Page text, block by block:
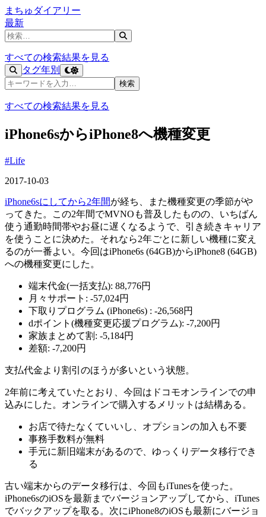
まちゅダイアリー
最新
記事を検索
すべての検索結果を見る
タグ年別
記事を検索
検索
すべての検索結果を見る
iPhone6sからiPhone8へ機種変更
#Life
2017-10-03
iPhone6sにしてから2年間が経ち、また機種変更の季節がや
ってきた。この2年間でMVNOも普及したものの、いちばん
使う通勤時間帯やお昼に遅くなるようで、引き続きキャリア
を使うことに決めた。それなら2年ごとに新しい機種に変え
るのが一番よい。今回はiPhone6s (64GB)からiPhone8 (64GB)
への機種変更にした。
端末代金(一括支払): 88,776円
月々サポート: -57,024円
下取りプログラム (iPhone6s) : -26,568円
dポイント(機種変更応援プログラム): -7,200円
家族まとめて割: -5,184円
差額: -7,200円
支払代金より割引のほうが多いという状態。
2年前に考えていたとおり、今回はドコモオンラインでの申
込みにした。オンラインで購入するメリットは結構ある。
お店で待たなくていいし、オプションの加入も不要
事務手数料が無料
手元に新旧端末があるので、ゆっくりデータ移行でき
る
古い端末からのデータ移行は、今回もiTunesを使った。
iPhone6sのiOSを最新までバージョンアップしてから、iTunes
でバックアップを取る。次にiPhone8のiOSも最新にバージョ